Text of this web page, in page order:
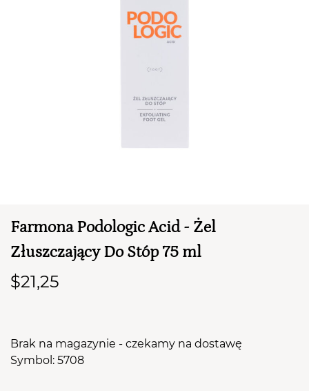
PRZEJDŹ DO KOSZYKA
Farmona Podologic Acid - Żel
Złuszczający Do Stóp 75 ml
$21,25
Brak na magazynie - czekamy na dostawę
Symbol: 5708